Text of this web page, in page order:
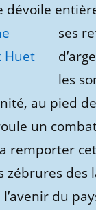
dévoile
ses
les
au pied
un
remporter
zébrures des
du